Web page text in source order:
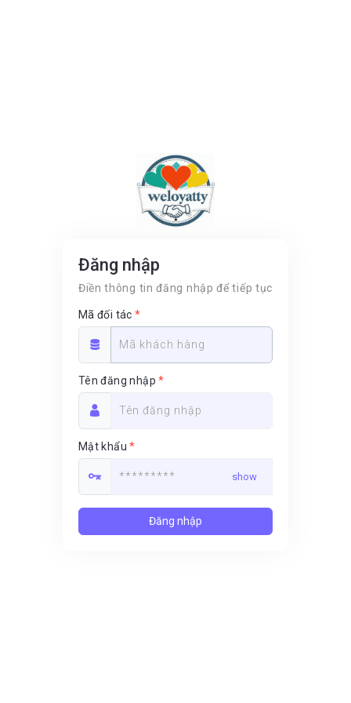
Đăng nhập
Điền thông tin đăng nhập để tiếp tục
Mã đối tác *
Tên đăng nhập *
Mật khẩu *
Đăng nhập